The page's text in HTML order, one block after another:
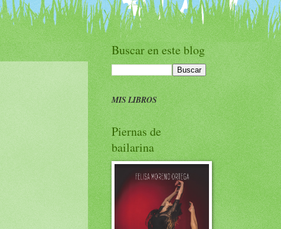
Buscar en este blog
MIS LIBROS
Piernas de
bailarina